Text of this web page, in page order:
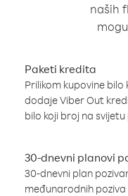
naših
Paketi kredita
Prilikom kupovine bilo
dodaje Viber Out
bilo koji broj na
30-dnevni planovi
30-dnevni plan
međunarodnih